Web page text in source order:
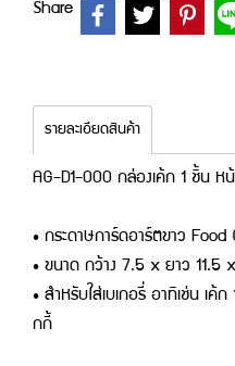
Share
รายละเอียดสินค้า
AG-D1-000 กล่องเค้ก 1 ชิ้น หน้
• กระดาษการ์ดอาร์ตขาว
• ขนาด กว้าง 7.5 x ยาว 11.5
• สำหรับใส่เบเกอรี่่ อาทิเช่น เ
กกี้